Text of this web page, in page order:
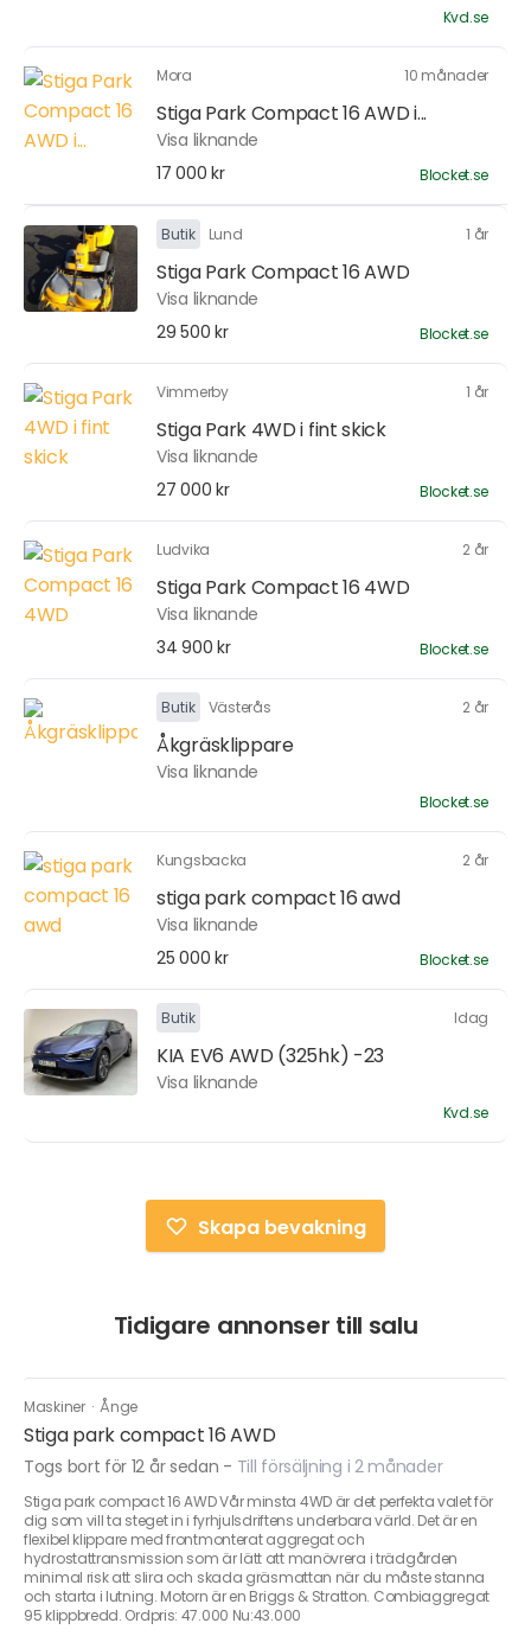
Kvd.se
Mora 10 månader
Stiga Park Compact 16 AWD i...
Visa liknande
17 000 kr
Blocket.se
Butik Lund 1 år
Stiga Park Compact 16 AWD
Visa liknande
29 500 kr
Blocket.se
Vimmerby 1 år
Stiga Park 4WD i fint skick
Visa liknande
27 000 kr
Blocket.se
Ludvika 2 år
Stiga Park Compact 16 4WD
Visa liknande
34 900 kr
Blocket.se
Butik Västerås 2 år
Åkgräsklippare
Visa liknande
Blocket.se
Kungsbacka 2 år
stiga park compact 16 awd
Visa liknande
25 000 kr
Blocket.se
Butik Idag
KIA EV6 AWD (325hk) -23
Visa liknande
Kvd.se
Skapa bevakning
Tidigare annonser till salu
Maskiner ·Ånge
Stiga park compact 16 AWD
Togs bort för 12 år sedan - Till försäljning i 2 månader
Stiga park compact 16 AWD Vår minsta 4WD är det perfekta valet för
dig som vill ta steget in i fyrhjulsdriftens underbara värld. Det är en
flexibel klippare med frontmonterat aggregat och
hydrostattransmission som är lätt att manövrera i trädgården 
minimal risk att slira och skada gräsmattan när du måste stanna
och starta i lutning. Motorn är en Briggs & Stratton. Combiaggregat
95 klippbredd. Ordpris: 47.000 Nu:43.000